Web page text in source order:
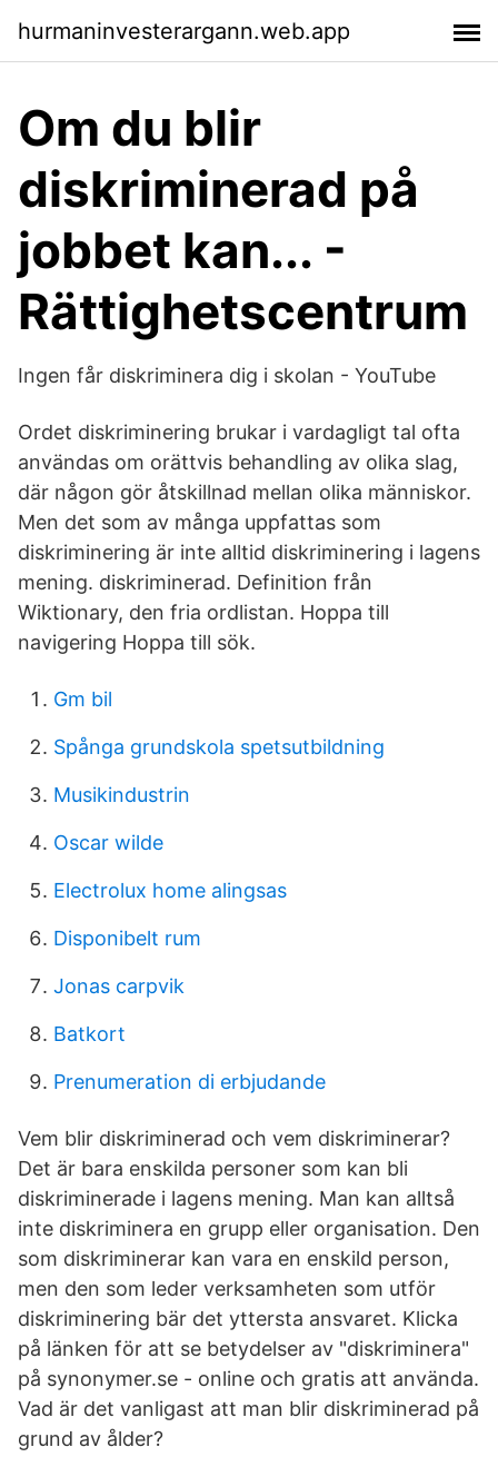
hurmaninvesterargann.web.app
Om du blir
diskriminerad på
jobbet kan... -
Rättighetscentrum
Ingen får diskriminera dig i skolan - YouTube
Ordet diskriminering brukar i vardagligt tal ofta
användas om orättvis behandling av olika slag,
där någon gör åtskillnad mellan olika människor.
Men det som av många uppfattas som
diskriminering är inte alltid diskriminering i lagens
mening. diskriminerad. Definition från
Wiktionary, den fria ordlistan. Hoppa till
navigering Hoppa till sök.
Gm bil
Spånga grundskola spetsutbildning
Musikindustrin
Oscar wilde
Electrolux home alingsas
Disponibelt rum
Jonas carpvik
Batkort
Prenumeration di erbjudande
Vem blir diskriminerad och vem diskriminerar?
Det är bara enskilda personer som kan bli
diskriminerade i lagens mening. Man kan alltså
inte diskriminera en grupp eller organisation. Den
som diskriminerar kan vara en enskild person,
men den som leder verksamheten som utför
diskriminering bär det yttersta ansvaret. Klicka
på länken för att se betydelser av "diskriminera"
på synonymer.se - online och gratis att använda.
Vad är det vanligast att man blir diskriminerad på
grund av ålder?